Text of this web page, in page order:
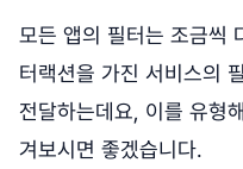
모든 앱의 필터는 조금씩
터랙션을 가진 서비스의
전달하는데요, 이를 유형
겨보시면 좋겠습니다.